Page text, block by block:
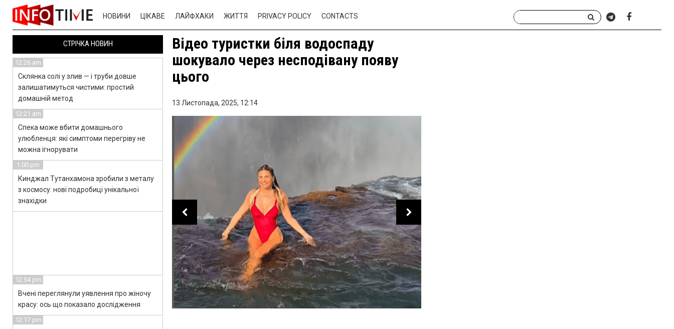
НОВИНИ ЦІКАВЕ ЛАЙФХАКИ ЖИТТЯ PRIVACY POLICY CONTACTS
Відео туристки біля водоспаду
шокувало через несподівану появу
цього
13 Листопада, 2025, 12:14
СТРІЧКА НОВИН
12:26 am
Склянка солі у злив — і труби довше
залишатимуться чистими: простий
домашній метод
12:21 am
Спека може вбити домашнього
улюбленця: які симптоми перегріву не
можна ігнорувати
1:00 pm
Кинджал Тутанхамона зробили з металу
з космосу: нові подробиці унікальної
знахідки
12:54 pm
Вчені переглянули уявлення про жіночу
красу: ось що показало дослідження
12:17 pm